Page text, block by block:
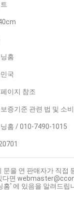
홈
국
이지 참조
증기준 관련 법 및 소
홈 / 010-7490-1015
을 연 판매자가 직접
다면
홈' 에 있음을 알려드립